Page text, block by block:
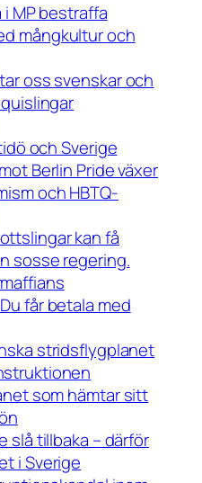
i MP bestraffa
mångkultur och
oss svenskar och
och Sverige
Berlin Pride växer
och HBTQ-
kan få
sosse regering.
får betala med
stridsflygplanet
som hämtar sitt
slå tillbaka – därför
i Sverige